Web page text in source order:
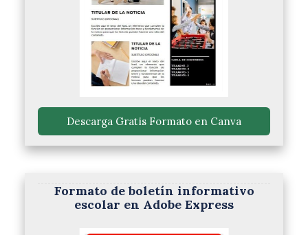
Descarga Gratis Formato en Canva
Formato de boletín informativo
escolar en Adobe Express